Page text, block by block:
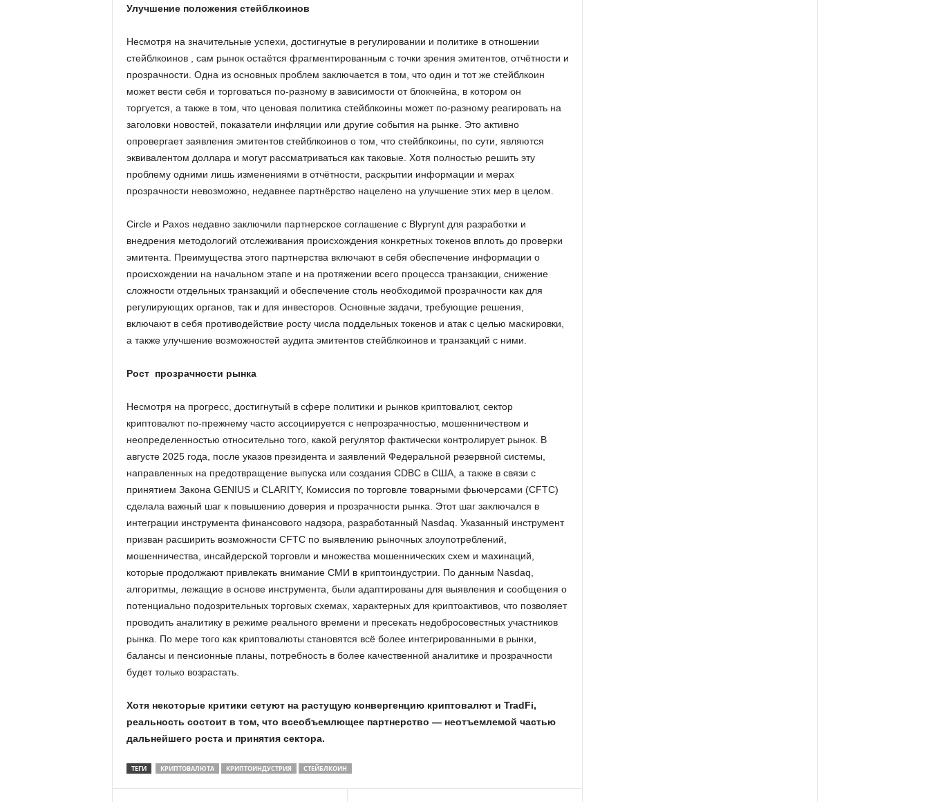
Улучшение положения стейблкоинов
Несмотря на значительные успехи, достигнутые в регулировании и политике в отношении
стейблкоинов , сам рынок остаётся фрагментированным с точки зрения эмитентов, отчётности и
прозрачности. Одна из основных проблем заключается в том, что один и тот же стейблкоин
может вести себя и торговаться по-разному в зависимости от блокчейна, в котором он
торгуется, а также в том, что ценовая политика стейблкоины может по-разному реагировать на
заголовки новостей, показатели инфляции или другие события на рынке. Это активно
опровергает заявления эмитентов стейблкоинов о том, что стейблкоины, по сути, являются
эквивалентом доллара и могут рассматриваться как таковые. Хотя полностью решить эту
проблему одними лишь изменениями в отчётности, раскрытии информации и мерах
прозрачности невозможно, недавнее партнёрство нацелено на улучшение этих мер в целом.
Circle и Paxos недавно заключили партнерское соглашение с Blyprynt для разработки и
внедрения методологий отслеживания происхождения конкретных токенов вплоть до проверки
эмитента. Преимущества этого партнерства включают в себя обеспечение информации о
происхождении на начальном этапе и на протяжении всего процесса транзакции, снижение
сложности отдельных транзакций и обеспечение столь необходимой прозрачности как для
регулирующих органов, так и для инвесторов. Основные задачи, требующие решения,
включают в себя противодействие росту числа поддельных токенов и атак с целью маскировки,
а также улучшение возможностей аудита эмитентов стейблкоинов и транзакций с ними.
Рост прозрачности рынка
Несмотря на прогресс, достигнутый в сфере политики и рынков криптовалют, сектор
криптовалют по-прежнему часто ассоциируется с непрозрачностью, мошенничеством и
неопределенностью относительно того, какой регулятор фактически контролирует рынок. В
августе 2025 года, после указов президента и заявлений Федеральной резервной системы,
направленных на предотвращение выпуска или создания CDBC в США, а также в связи с
принятием Закона GENIUS и CLARITY, Комиссия по торговле товарными фьючерсами (CFTC)
сделала важный шаг к повышению доверия и прозрачности рынка. Этот шаг заключался в
интеграции инструмента финансового надзора, разработанный Nasdaq. Указанный инструмент
призван расширить возможности CFTC по выявлению рыночных злоупотреблений,
мошенничества, инсайдерской торговли и множества мошеннических схем и махинаций,
которые продолжают привлекать внимание СМИ в криптоиндустрии. По данным Nasdaq,
алгоритмы, лежащие в основе инструмента, были адаптированы для выявления и сообщения о
потенциально подозрительных торговых схемах, характерных для криптоактивов, что позволяет
проводить аналитику в режиме реального времени и пресекать недобросовестных участников
рынка. По мере того как криптовалюты становятся всё более интегрированными в рынки,
балансы и пенсионные планы, потребность в более качественной аналитике и прозрачности
будет только возрастать.
Хотя некоторые критики сетуют на растущую конвергенцию криптовалют и TradFi,
реальность состоит в том, что всеобъемлющее партнерство — неотъемлемой частью
дальнейшего роста и принятия сектора.
ТЕГИ КРИПТОВАЛЮТА КРИПТОИНДУСТРИЯ СТЕЙБЛКОИН